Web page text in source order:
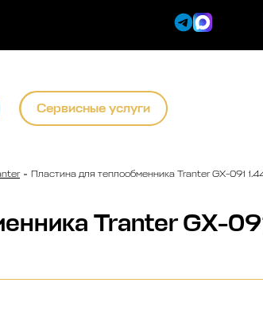
Сервисные услуги
Пластина для теплообменника Tranter GX-091
Tranter GX-